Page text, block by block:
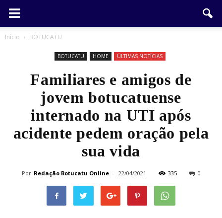
Início BOTUCATU
BOTUCATU HOME ÚLTIMAS NOTÍCIAS
Familiares e amigos de
jovem botucatuense
internado na UTI após
acidente pedem oração pela
sua vida
Por Redação Botucatu Online - 22/04/2021 335 0